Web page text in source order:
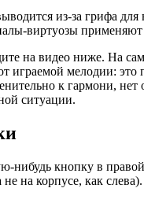
из-за грифа
виртуозы
на видео ниже. На
играемой мелодии:
к гармони, нет
ситуации.
кнопку в
на корпусе, как